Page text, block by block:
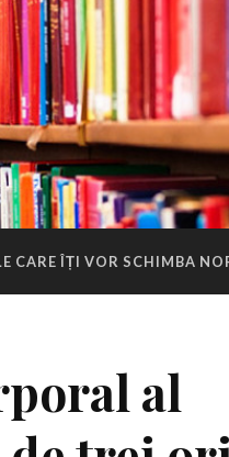
CARE ÎȚI VOR SCHIMBA
al